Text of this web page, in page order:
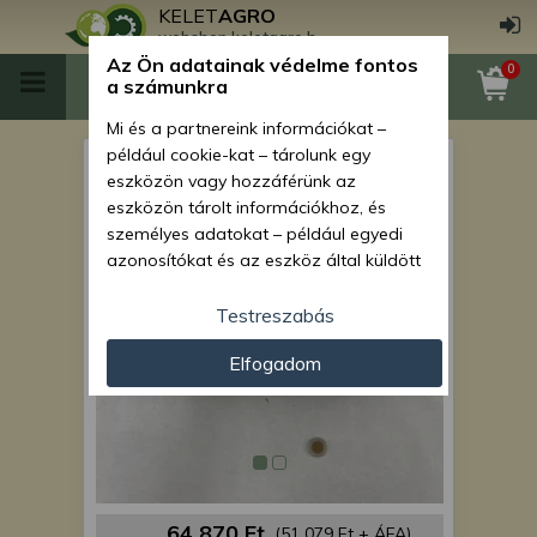
KELETAGRO
webshop.keletagro.hu
0
Force 450 hidraulika
munkahenger
Az Ön adatainak védelme fontos
a számunkra
Mi és a partnereink információkat –
például cookie-kat – tárolunk egy
eszközön vagy hozzáférünk az
eszközön tárolt információkhoz, és
személyes adatokat – például egyedi
azonosítókat és az eszköz által küldött
személyre szabott hirdetések és
tartalom nyújtásához, hirdetés- és
tartalomméréshez, nézettségi adatok
gyűjtéséhez, valamint termékek
javításához. Az Ön engedélyével mi és a
partnereink eszközleolvasásos
adatokat és azonosítási információkat
Testreszabás
Elfogadom